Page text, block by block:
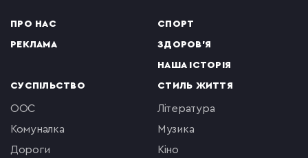
ПРО НАС
РЕКЛАМА
СПОРТ
ЗДОРОВ'Я
НАША ІСТОРІЯ
СУСПІЛЬСТВО
ООС
комуналка
Дороги
СТИЛЬ ЖИТТЯ
література
музика
кіно